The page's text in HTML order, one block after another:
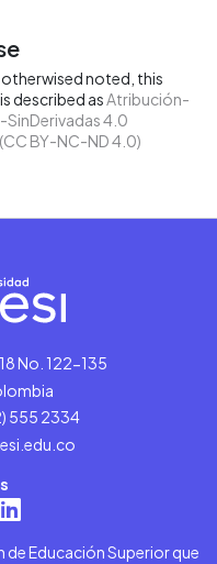
noted, this
described asAtribución-
4.0
BY-NC-ND 4.0)
No. 122-135
555 2334
de Educación Superior que